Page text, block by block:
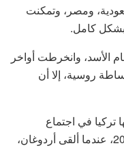
ومصر، وتمكنت
بشكل كامل.
الأسد، وانخرطت أواخر
روسية، إلا أن
تركيا في اجتماع
للجامعة العربية كانت في أيلول عام 2011، عندما ألقى أردوغان،